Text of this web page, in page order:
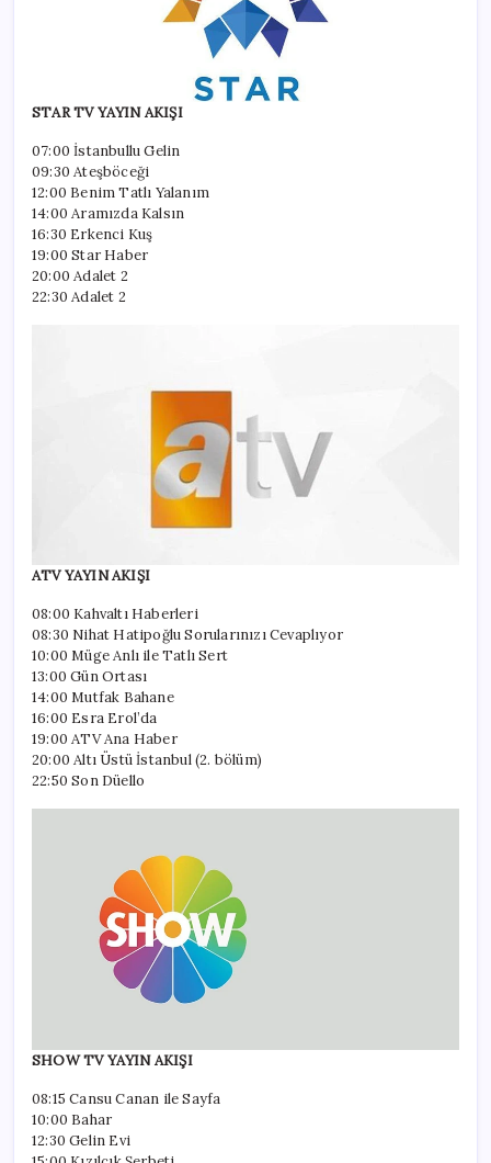
STAR TV YAYIN AKIŞI
07:00 İstanbullu Gelin
09:30 Ateşböceği
12:00 Benim Tatlı Yalanım
14:00 Aramızda Kalsın
16:30 Erkenci Kuş
19:00 Star Haber
20:00 Adalet 2
22:30 Adalet 2
ATV YAYIN AKIŞI
08:00 Kahvaltı Haberleri
08:30 Nihat Hatipoğlu Sorularınızı Cevaplıyor
10:00 Müge Anlı ile Tatlı Sert
13:00 Gün Ortası
14:00 Mutfak Bahane
16:00 Esra Erol’da
19:00 ATV Ana Haber
20:00 Altı Üstü İstanbul (2. bölüm)
22:50 Son Düello
SHOW TV YAYIN AKIŞI
08:15 Cansu Canan ile Sayfa
10:00 Bahar
12:30 Gelin Evi